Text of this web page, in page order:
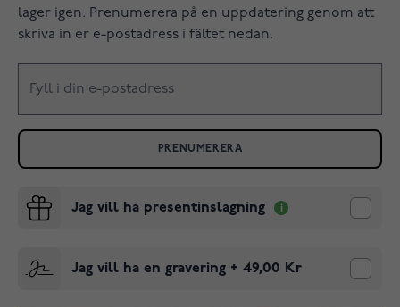
lager igen. Prenumerera på en uppdatering genom att
skriva in er e-postadress i fältet nedan.
PRENUMERERA
Jag vill ha presentinslagning
Jag vill ha en gravering + 49,00 Kr